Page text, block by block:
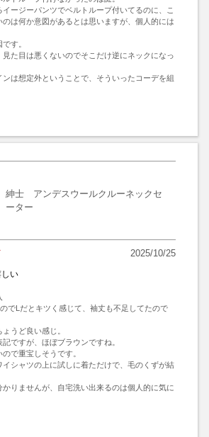
ージーパンツでベルトループ付いてるのに、こ
は何か意図があるとは思いますが、個人的には
す。
た目は悪くないのでそこだけ逆にネックになっ
は想定外ということで、そういったコーデを組
紳士 アンデスウールクルーネックセ
ーター
2025/10/25
い
でLだとキツく感じて、袖丈も不足してたので
うど良い感じ。
ですが、ほぼブラウンですね。
で重宝しそうです。
シャツの上に試しに着ただけで、毛のくずが結
りませんが、自宅洗い出来るのは個人的に気に